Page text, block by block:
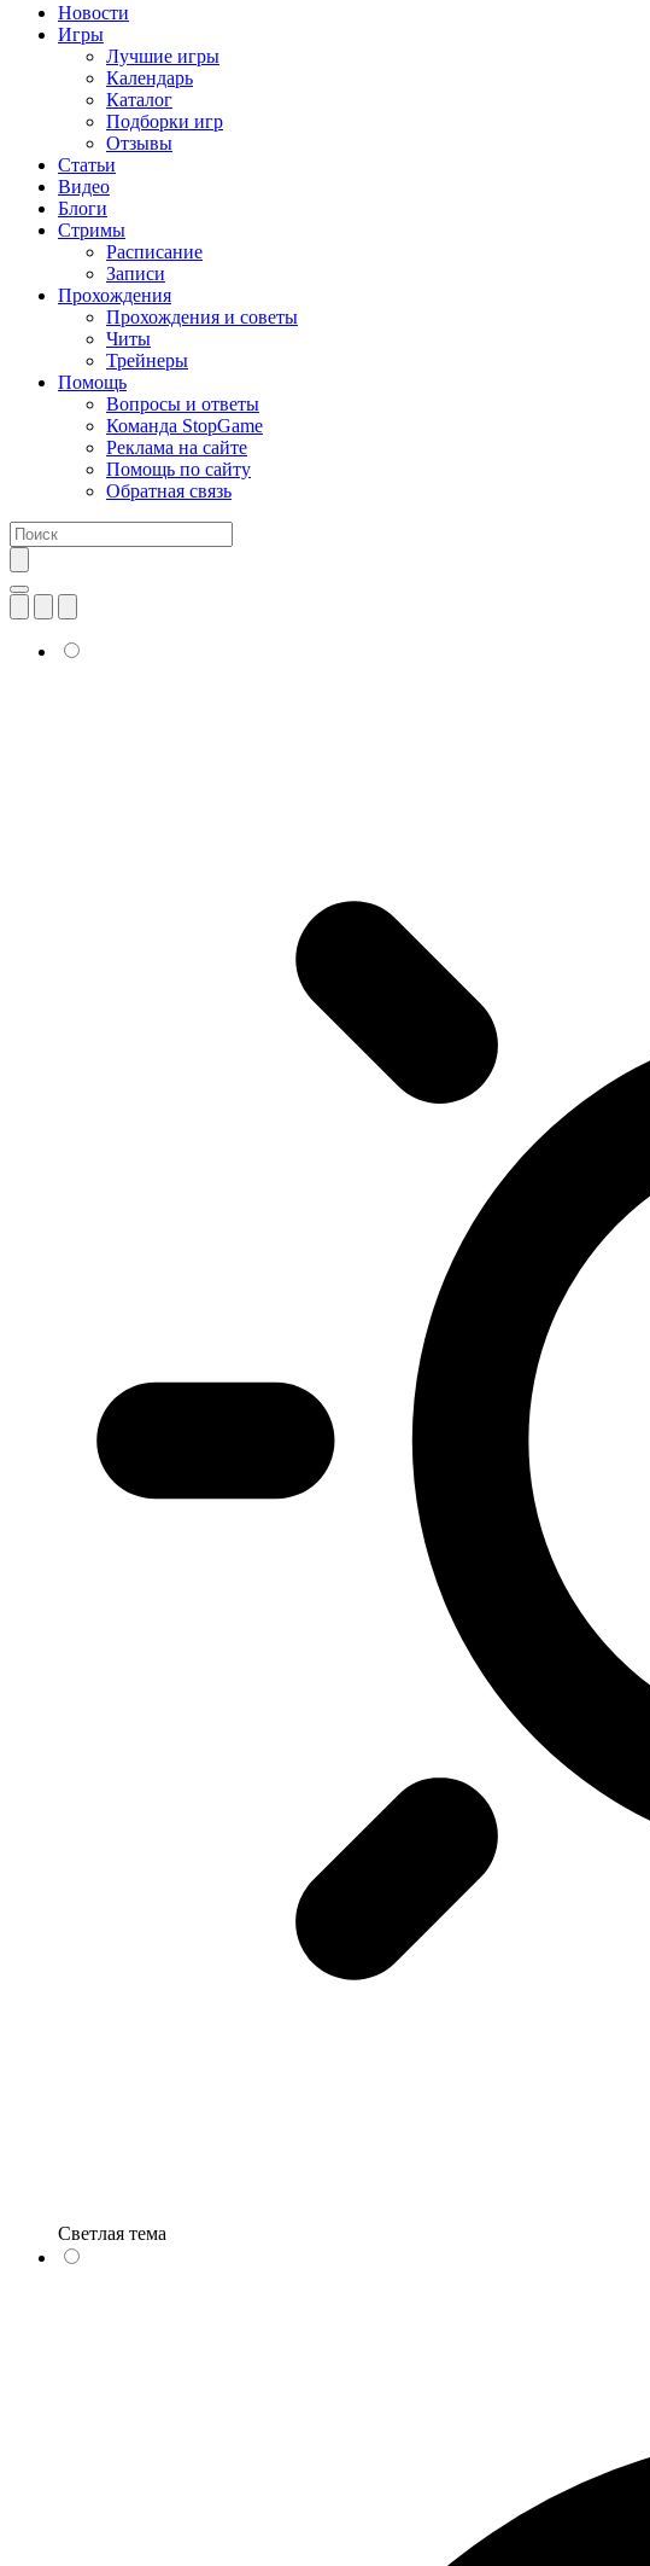
Новости
Игры
Лучшие игры
Календарь
Каталог
Подборки игр
Отзывы
Статьи
Видео
Блоги
Стримы
Расписание
Записи
Прохождения
Прохождения и советы
Читы
Трейнеры
Помощь
Вопросы и ответы
Команда StopGame
Реклама на сайте
Помощь по сайту
Обратная связь
Светлая тема